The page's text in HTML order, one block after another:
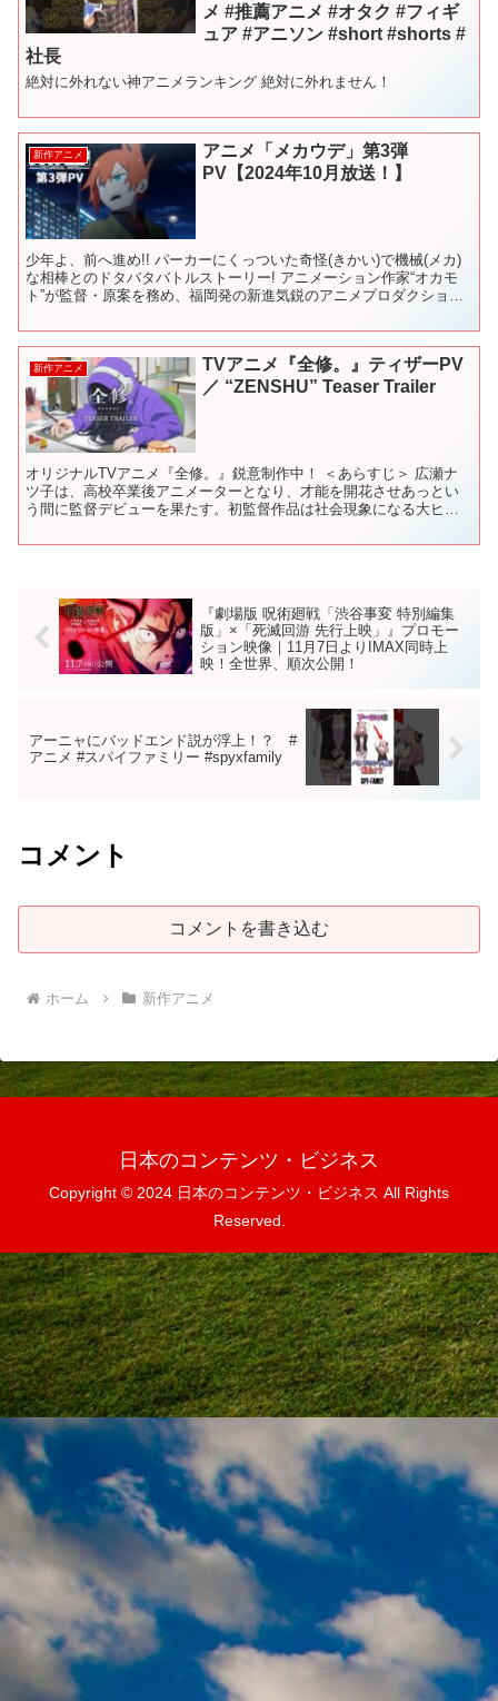
メ #推薦アニメ #オタク #フィギ
ュア #アニソン #short #shorts #
社長
絶対に外れない神アニメランキング 絶対に外れません！
新作アニメ
アニメ「メカウデ」第3弾
PV【2024年10月放送！】
少年よ、前へ進め!! パーカーにくっついた奇怪(きかい)で機械(メカ)
な相棒とのドタバタバトルストーリー! アニメーション作家“オカモ
ト”が監督・原案を務め、福岡発の新進気鋭のアニメプロダクション
新作アニメ
TVアニメ『全修。』ティザーPV
／ “ZENSHU” Teaser Trailer
オリジナルTVアニメ『全修。』鋭意制作中！ ＜あらすじ＞ 広瀬ナ
ツ子は、高校卒業後アニメーターとなり、才能を開花させあっとい
う間に監督デビューを果たす。初監督作品は社会現象になる大ヒッ
『劇場版 呪術廻戦「渋谷事変 特別編集
版」×「死滅回游 先行上映」』プロモー
ション映像｜11月7日よりIMAX同時上
映！全世界、順次公開！
アーニャにバッドエンド説が浮上！？ #
アニメ #スパイファミリー #spyxfamily
コメント
コメントを書き込む
ホーム 新作アニメ
日本のコンテンツ・ビジネス
Copyright © 2024 日本のコンテンツ・ビジネス All Rights
Reserved.